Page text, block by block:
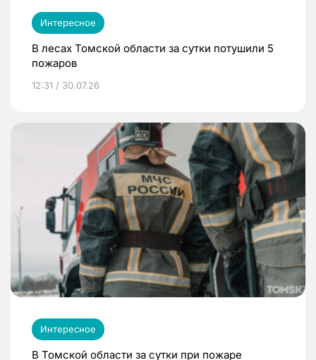
Интересное
В лесах Томской области за сутки потушили 5
пожаров
12:31 / 30.07.26
Интересное
В Томской области за сутки при пожаре